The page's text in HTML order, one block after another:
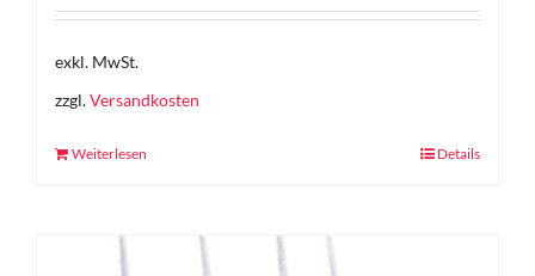
exkl. MwSt.
zzgl.Versandkosten
Weiterlesen Details